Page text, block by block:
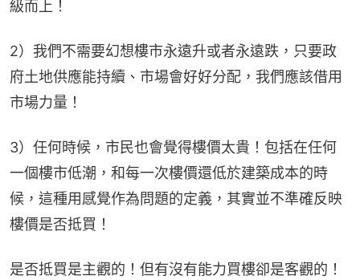
級而上！
2）我們不需要幻想樓市永遠升或者永遠跌，只要政
府土地供應能持續、市場會好好分配，我們應該借用
市場力量！
3）任何時候，市民也會覺得樓價太貴！包括在任何
一個樓市低潮，和每一次樓價還低於建築成本的時
候，這種用感覺作為問題的定義，其實並不準確反映
樓價是否抵買！
是否抵買是主觀的！但有沒有能力買樓卻是客觀的！